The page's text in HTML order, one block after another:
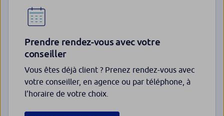
Prendre rendez-vous avec votre
conseiller
Vous êtes déjà client ? Prenez rendez-vous avec
votre conseiller, en agence ou par téléphone, à
l’horaire de votre choix.